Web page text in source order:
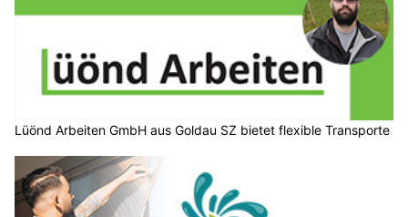
Lüönd Arbeiten GmbH aus Goldau SZ bietet flexible Transporte